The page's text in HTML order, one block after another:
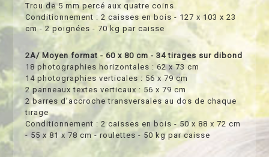
Trou de 5 mm percé aux quatre coins
Conditionnement : 2 caisses en bois - 127 x 103 x 23
cm - 2 poignées - 70 kg par caisse
2A/ Moyen format - 60 x 80 cm - 34 tirages sur dibond
18 photographies horizontales : 62 x 73 cm
14 photographies verticales : 56 x 79 cm
2 panneaux textes verticaux : 56 x 79 cm
2 barres d’accroche transversales au dos de chaque
tirage
Conditionnement : 2 caisses en bois - 50 x 88 x 72 cm
- 55 x 81 x 78 cm - roulettes - 50 kg par caisse